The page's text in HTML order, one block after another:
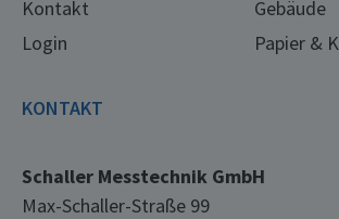
Kontakt
Login
Gebäude
Papier &
KONTAKT
Schaller Messtechnik GmbH
Max-Schaller-Straße 99